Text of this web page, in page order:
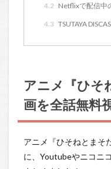
4.2 Netflixで配信中
4.3 TSUTAYA
アニメ『ひそ
画を全話無料
アニメ『ひそねとまそ
に、Youtubeやニコニ